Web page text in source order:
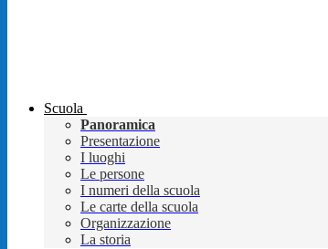
Scuola
Panoramica
Presentazione
I luoghi
Le persone
I numeri della scuola
Le carte della scuola
Organizzazione
La storia